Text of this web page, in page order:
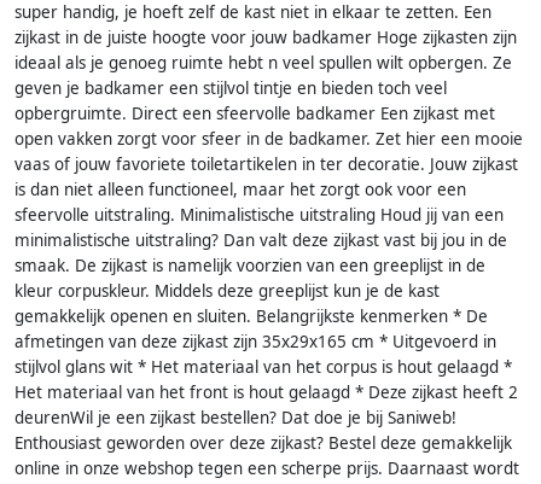
super handig, je hoeft zelf de kast niet in elkaar te zetten. Een
zijkast in de juiste hoogte voor jouw badkamer Hoge zijkasten zijn
ideaal als je genoeg ruimte hebt n veel spullen wilt opbergen. Ze
geven je badkamer een stijlvol tintje en bieden toch veel
opbergruimte. Direct een sfeervolle badkamer Een zijkast met
open vakken zorgt voor sfeer in de badkamer. Zet hier een mooie
vaas of jouw favoriete toiletartikelen in ter decoratie. Jouw zijkast
is dan niet alleen functioneel, maar het zorgt ook voor een
sfeervolle uitstraling. Minimalistische uitstraling Houd jij van een
minimalistische uitstraling? Dan valt deze zijkast vast bij jou in de
smaak. De zijkast is namelijk voorzien van een greeplijst in de
kleur corpuskleur. Middels deze greeplijst kun je de kast
gemakkelijk openen en sluiten. Belangrijkste kenmerken * De
afmetingen van deze zijkast zijn 35x29x165 cm * Uitgevoerd in
stijlvol glans wit * Het materiaal van het corpus is hout gelaagd *
Het materiaal van het front is hout gelaagd * Deze zijkast heeft 2
deurenWil je een zijkast bestellen? Dat doe je bij Saniweb!
Enthousiast geworden over deze zijkast? Bestel deze gemakkelijk
online in onze webshop tegen een scherpe prijs. Daarnaast wordt